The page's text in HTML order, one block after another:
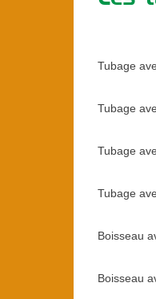
Tubage
Tubage
Tubage
Tubage
Boisseau
Boisseau